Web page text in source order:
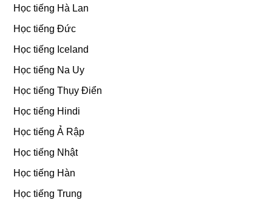
Học tiếng Hà Lan
Học tiếng Đức
Học tiếng Iceland
Học tiếng Na Uy
Học tiếng Thụy Điển
Học tiếng Hindi
Học tiếng Ả Rập
Học tiếng Nhật
Học tiếng Hàn
Học tiếng Trung